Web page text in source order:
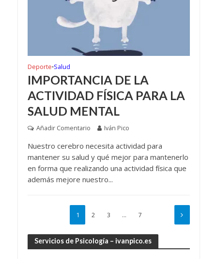
Deporte•Salud
IMPORTANCIA DE LA
ACTIVIDAD FÍSICA PARA LA
SALUD MENTAL
Añadir Comentario Iván Pico
Nuestro cerebro necesita actividad para
mantener su salud y qué mejor para mantenerlo
en forma que realizando una actividad física que
además mejore nuestro...
1 2 3 … 7
Servicios de Psicología – ivanpico.es